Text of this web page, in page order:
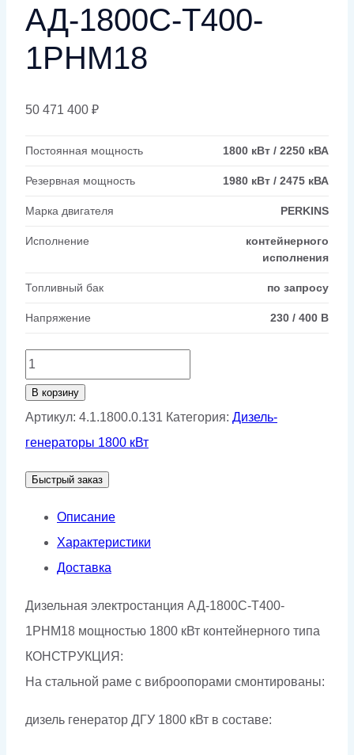
АД-1800С-Т400-
1РНМ18
50 471 400 ₽
Постоянная мощность 1800 кВт / 2250 кВА
Резервная мощность 1980 кВт / 2475 кВА
Марка двигателя PERKINS
Исполнение
контейнерного
исполнения
Топливный бак по запросу
Напряжение 230 / 400 В
Количество
товара
Дизельный
генератор
Т400-
1РНМ18
В корзину
Артикул: 4.1.1800.0.131 Категория: Дизель-
генераторы 1800 кВт
Быстрый заказ
Описание
Характеристики
Доставка
Дизельная электростанция АД-1800С-Т400-
1РНМ18 мощностью 1800 кВт контейнерного типа
КОНСТРУКЦИЯ:
На стальной раме с виброопорами смонтированы:
дизель генератор ДГУ 1800 кВт в составе: